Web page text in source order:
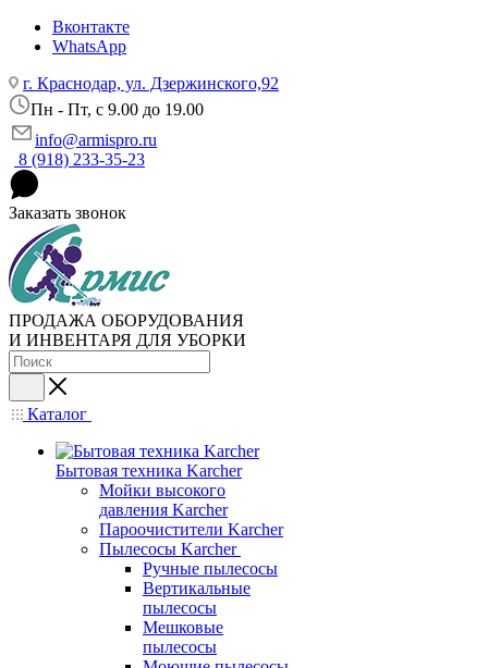
Вконтакте
WhatsApp
г. Краснодар, ул. Дзержинского,92
Пн - Пт, c 9.00 до 19.00
info@armispro.ru
8 (918) 233-35-23
Заказать звонок
ПРОДАЖА ОБОРУДОВАНИЯ
И ИНВЕНТАРЯ ДЛЯ УБОРКИ
Каталог
Бытовая техника Karcher
Мойки высокого
давления Karcher
Пароочистители Karcher
Пылесосы Karcher
Ручные пылесосы
Вертикальные
пылесосы
Мешковые
пылесосы